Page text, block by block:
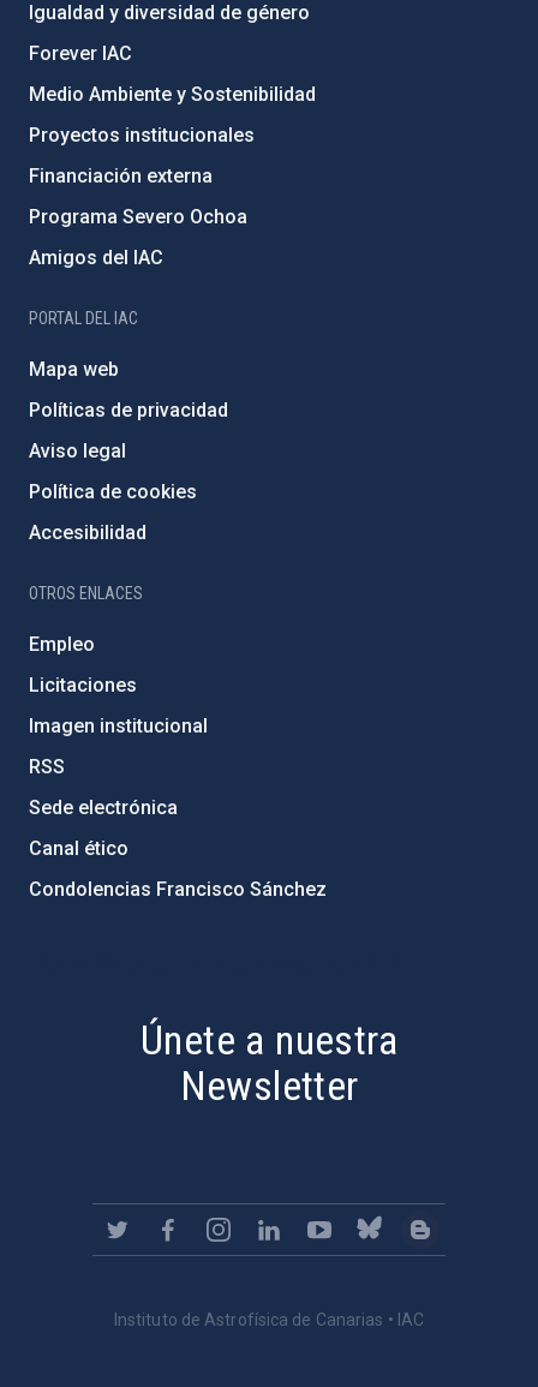
Igualdad y diversidad de género
Forever IAC
Medio Ambiente y Sostenibilidad
Proyectos institucionales
Financiación externa
Programa Severo Ochoa
Amigos del IAC
PORTAL DEL IAC
Mapa web
Políticas de privacidad
Aviso legal
Política de cookies
Accesibilidad
OTROS ENLACES
Empleo
Licitaciones
Imagen institucional
RSS
Sede electrónica
Canal ético
Condolencias Francisco Sánchez
Únete a nuestra
Newsletter
Instituto de Astrofísica de Canarias • IAC